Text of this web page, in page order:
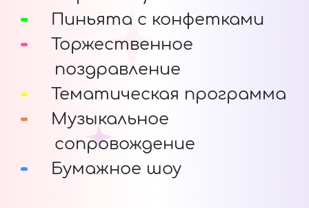
Пиньята с конфетками
Торжественное
поздравление
Тематическая программа
Музыкальное
сопровождение
Бумажное шоу